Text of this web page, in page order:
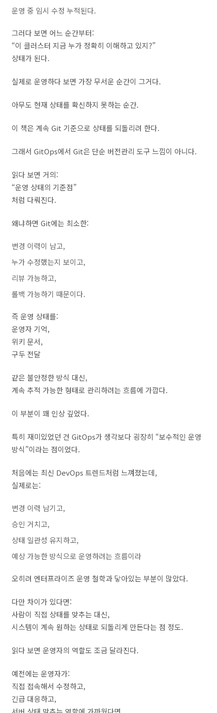
운영 중 임시 수정 누적된다.
그러다 보면 어느 순간부터:
“이 클러스터 지금 누가 정확히 이해하고 있지?”
상태가 된다.
실제로 운영하다 보면 가장 무서운 순간이 그거다.
아무도 현재 상태를 확신하지 못하는 순간.
이 책은 계속 Git 기준으로 상태를 되돌리려 한다.
그래서 GitOps에서 Git은 단순 버전관리 도구 느낌이 아니다.
읽다 보면 거의:
“운영 상태의 기준점”
처럼 다뤄진다.
왜냐하면 Git에는 최소한:
변경 이력이 남고,
누가 수정했는지 보이고,
리뷰 가능하고,
롤백 가능하기 때문이다.
즉 운영 상태를:
운영자 기억,
위키 문서,
구두 전달
같은 불안정한 방식 대신,
계속 추적 가능한 형태로 관리하려는 흐름에 가깝다.
이 부분이 꽤 인상 깊었다.
특히 재미있었던 건 GitOps가 생각보다 굉장히 “보수적인 운영
방식”이라는 점이었다.
처음에는 최신 DevOps 트렌드처럼 느껴졌는데,
실제로는:
변경 이력 남기고,
승인 거치고,
상태 일관성 유지하고,
예상 가능한 방식으로 운영하려는 흐름이라
오히려 엔터프라이즈 운영 철학과 닿아있는 부분이 많았다.
다만 차이가 있다면:
사람이 직접 상태를 맞추는 대신,
시스템이 계속 원하는 상태로 되돌리게 만든다는 점 정도.
읽다 보면 운영자의 역할도 조금 달라진다.
예전에는 운영자가:
직접 접속해서 수정하고,
긴급 대응하고,